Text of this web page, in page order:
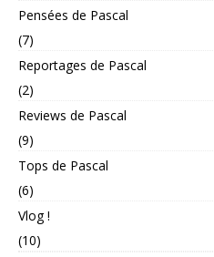
Pensées de Pascal
(7)
Reportages de Pascal
(2)
Reviews de Pascal
(9)
Tops de Pascal
(6)
Vlog !
(10)